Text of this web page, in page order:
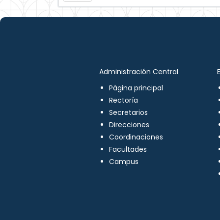
Administración Central
Página principal
Rectoría
Secretarios
Direcciones
Coordinaciones
Facultades
Campus